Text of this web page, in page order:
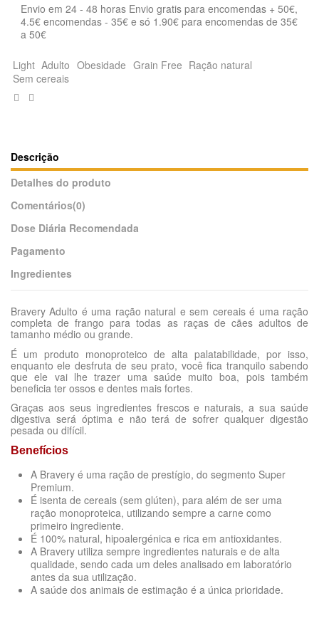
Envio em 24 - 48 horas Envio gratis para encomendas + 50€,
4.5€ encomendas - 35€ e só 1.90€ para encomendas de 35€
a 50€
Light Adulto Obesidade Grain Free Ração natural
Sem cereais
Descrição
Detalhes do produto
Comentários(0)
Dose Diária Recomendada
Pagamento
Ingredientes
Bravery Adulto é uma ração natural e sem cereais é uma ração
completa de frango para todas as raças de cães adultos de
tamanho médio ou grande.
É um produto monoproteico de alta palatabilidade, por isso,
enquanto ele desfruta de seu prato, você fica tranquilo sabendo
que ele vai lhe trazer uma saúde muito boa, pois também
beneficia ter ossos e dentes mais fortes.
Graças aos seus ingredientes frescos e naturais, a sua saúde
digestiva será óptima e não terá de sofrer qualquer digestão
pesada ou difícil.
Benefícios
A Bravery é uma ração de prestígio, do segmento Super
Premium.
É isenta de cereais (sem glúten), para além de ser uma
ração monoproteica, utilizando sempre a carne como
primeiro ingrediente.
É 100% natural, hipoalergénica e rica em antioxidantes.
A Bravery utiliza sempre ingredientes naturais e de alta
qualidade, sendo cada um deles analisado em laboratório
antes da sua utilização.
A saúde dos animais de estimação é a única prioridade.